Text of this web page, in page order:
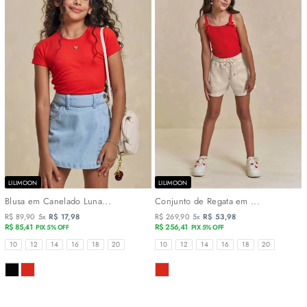
LILIMOON
Blusa em Canelado Luna...
R$ 89,90 5x R$ 17,98
R$ 85,41 PIX 5% OFF
TAMANHOS
10 12 14 16 18 20
COR
LILIMOON
Conjunto de Regata em ...
R$ 269,90 5x R$ 53,98
R$ 256,41 PIX 5% OFF
TAMANHOS
10 12 14 16 18 20
COR